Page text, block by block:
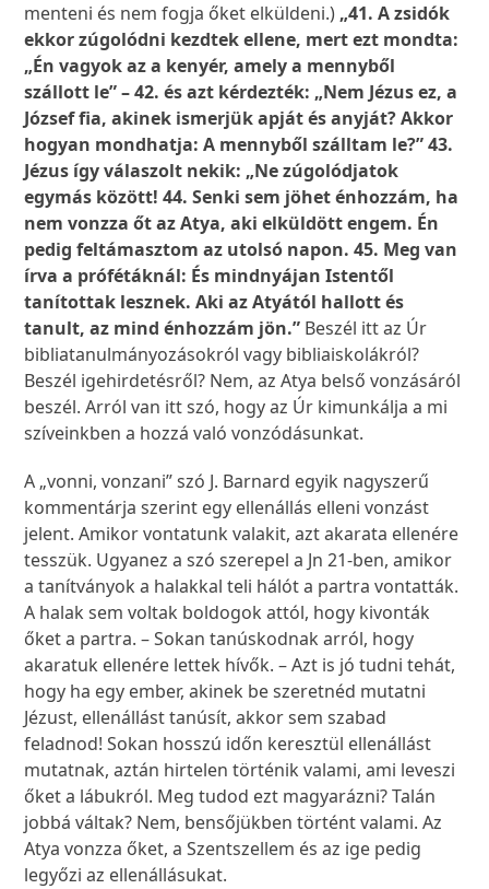
menteni és nem fogja őket elküldeni.) „41. A zsidók
ekkor zúgolódni kezdtek ellene, mert ezt mondta:
„Én vagyok az a kenyér, amely a mennyből
szállott le” – 42. és azt kérdezték: „Nem Jézus ez, a
József fia, akinek ismerjük apját és anyját? Akkor
hogyan mondhatja: A mennyből szálltam le?” 43.
Jézus így válaszolt nekik: „Ne zúgolódjatok
egymás között! 44. Senki sem jöhet énhozzám, ha
nem vonzza őt az Atya, aki elküldött engem. Én
pedig feltámasztom az utolsó napon. 45. Meg van
írva a prófétáknál: És mindnyájan Istentől
tanítottak lesznek. Aki az Atyától hallott és
tanult, az mind énhozzám jön.” Beszél itt az Úr
bibliatanulmányozásokról vagy bibliaiskolákról?
Beszél igehirdetésről? Nem, az Atya belső vonzásáról
beszél. Arról van itt szó, hogy az Úr kimunkálja a mi
szíveinkben a hozzá való vonzódásunkat.
A „vonni, vonzani” szó J. Barnard egyik nagyszerű
kommentárja szerint egy ellenállás elleni vonzást
jelent. Amikor vontatunk valakit, azt akarata ellenére
tesszük. Ugyanez a szó szerepel a Jn 21-ben, amikor
a tanítványok a halakkal teli hálót a partra vontatták.
A halak sem voltak boldogok attól, hogy kivonták
őket a partra. – Sokan tanúskodnak arról, hogy
akaratuk ellenére lettek hívők. – Azt is jó tudni tehát,
hogy ha egy ember, akinek be szeretnéd mutatni
Jézust, ellenállást tanúsít, akkor sem szabad
feladnod! Sokan hosszú időn keresztül ellenállást
mutatnak, aztán hirtelen történik valami, ami leveszi
őket a lábukról. Meg tudod ezt magyarázni? Talán
jobbá váltak? Nem, bensőjükben történt valami. Az
Atya vonzza őket, a Szentszellem és az ige pedig
legyőzi az ellenállásukat.